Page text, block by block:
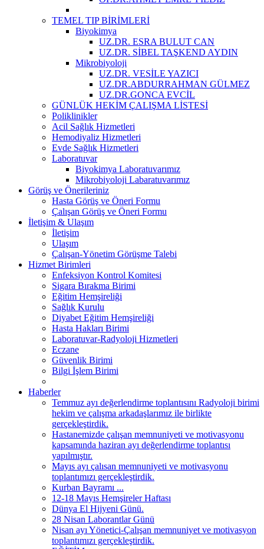
TEMEL TIP BİRİMLERİ
Biyokimya
UZ.DR. ESRA BULUT CAN
UZ.DR. SİBEL TAŞKEND AYDIN
Mikrobiyoloji
UZ.DR. VESİLE YAZICI
UZ.DR.ABDURRAHMAN GÜLMEZ
UZ.DR.GONCA EVCİL
GÜNLÜK HEKİM ÇALIŞMA LİSTESİ
Poliklinikler
Acil Sağlık Hizmetleri
Hemodiyaliz Hizmetleri
Evde Sağlık Hizmetleri
Laboratuvar
Biyokimya Laboratuvarımız
Mikrobiyoloji Labaratuvarımız
Görüş ve Önerileriniz
Hasta Görüş ve Öneri Formu
Çalışan Görüş ve Öneri Formu
İletişim & Ulaşım
İletişim
Ulaşım
Çalışan-Yönetim Görüşme Talebi
Hizmet Birimleri
Enfeksiyon Kontrol Komitesi
Sigara Bırakma Birimi
Eğitim Hemşireliği
Sağlık Kurulu
Diyabet Eğitim Hemşireliği
Hasta Hakları Birimi
Laboratuvar-Radyoloji Hizmetleri
Eczane
Güvenlik Birimi
Bilgi İşlem Birimi
Haberler
Temmuz ayı değerlendirme toplantısını Radyoloji birimi
hekim ve çalışma arkadaşlarımız ile birlikte
gerçekleştirdik.
Hastanemizde çalışan memnuniyeti ve motivasyonu
kapsamında haziran ayı değerlendirme toplantısı
yapılmıştır.
Mayıs ayı çalısan memnuniyeti ve motivasyonu
toplantımızı gerçekleştirdik.
Kurban Bayramı ...
12-18 Mayıs Hemşireler Haftası
Dünya El Hijyeni Günü.
28 Nisan Laborantlar Günü
Nisan ayı Yönetici-Çalışan memnuniyet ve motivasyon
toplantımızı gerçekleştirdik.